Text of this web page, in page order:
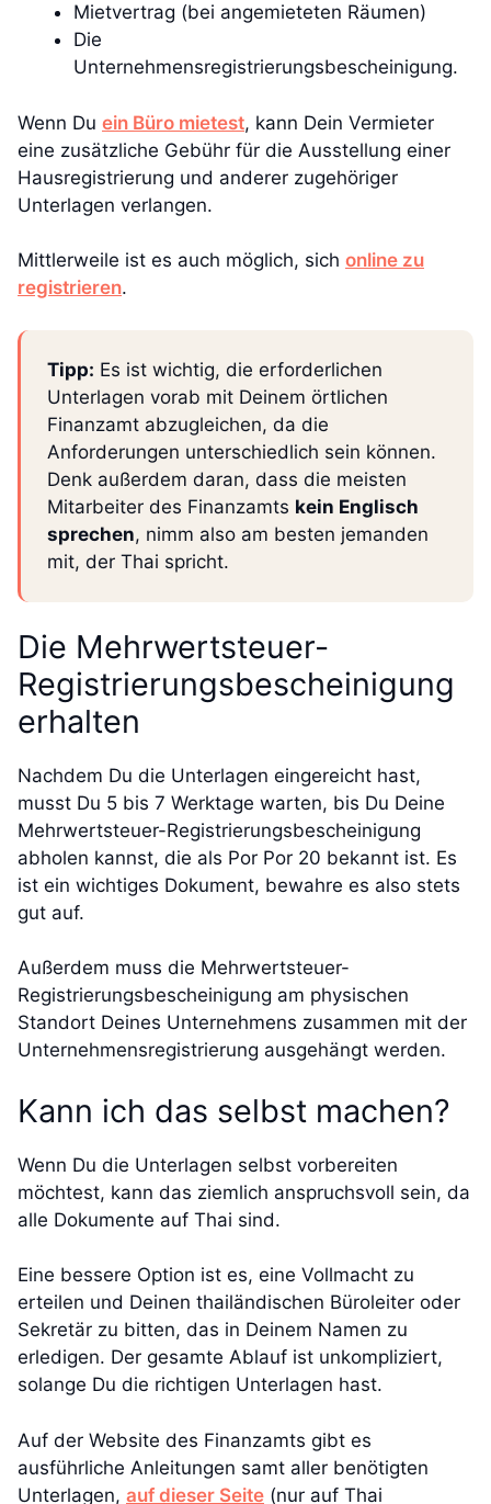
Mietvertrag (bei angemieteten Räumen)
Die
Unternehmensregistrierungsbescheinigung.
Wenn Du ein Büro mietest, kann Dein Vermieter
eine zusätzliche Gebühr für die Ausstellung einer
Hausregistrierung und anderer zugehöriger
Unterlagen verlangen.
Mittlerweile ist es auch möglich, sich online zu
registrieren.
Tipp: Es ist wichtig, die erforderlichen
Unterlagen vorab mit Deinem örtlichen
Finanzamt abzugleichen, da die
Anforderungen unterschiedlich sein können.
Denk außerdem daran, dass die meisten
Mitarbeiter des Finanzamts kein Englisch
sprechen, nimm also am besten jemanden
mit, der Thai spricht.
Die Mehrwertsteuer-
Registrierungsbescheinigung
erhalten
Nachdem Du die Unterlagen eingereicht hast,
musst Du 5 bis 7 Werktage warten, bis Du Deine
Mehrwertsteuer-Registrierungsbescheinigung
abholen kannst, die als Por Por 20 bekannt ist. Es
ist ein wichtiges Dokument, bewahre es also stets
gut auf.
Außerdem muss die Mehrwertsteuer-
Registrierungsbescheinigung am physischen
Standort Deines Unternehmens zusammen mit der
Unternehmensregistrierung ausgehängt werden.
Kann ich das selbst machen?
Wenn Du die Unterlagen selbst vorbereiten
möchtest, kann das ziemlich anspruchsvoll sein, da
alle Dokumente auf Thai sind.
Eine bessere Option ist es, eine Vollmacht zu
erteilen und Deinen thailändischen Büroleiter oder
Sekretär zu bitten, das in Deinem Namen zu
erledigen. Der gesamte Ablauf ist unkompliziert,
solange Du die richtigen Unterlagen hast.
Auf der Website des Finanzamts gibt es
ausführliche Anleitungen samt aller benötigten
Unterlagen, auf dieser Seite (nur auf Thai